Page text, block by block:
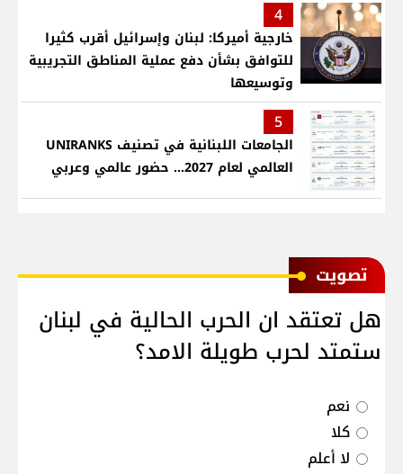
4
خارجية أميركا: لبنان وإسرائيل أقرب كثيرا
للتوافق بشأن دفع عملية المناطق التجريبية
وتوسيعها
5
الجامعات اللبنانية في تصنيف UNIRANKS
العالمي لعام 2027... حضور عالمي وعربي
ﺗﺼﻮﻳﺖ
هل تعتقد ان الحرب الحالية في لبنان
ستمتد لحرب طويلة الامد؟
نعم
كلا
لا أعلم